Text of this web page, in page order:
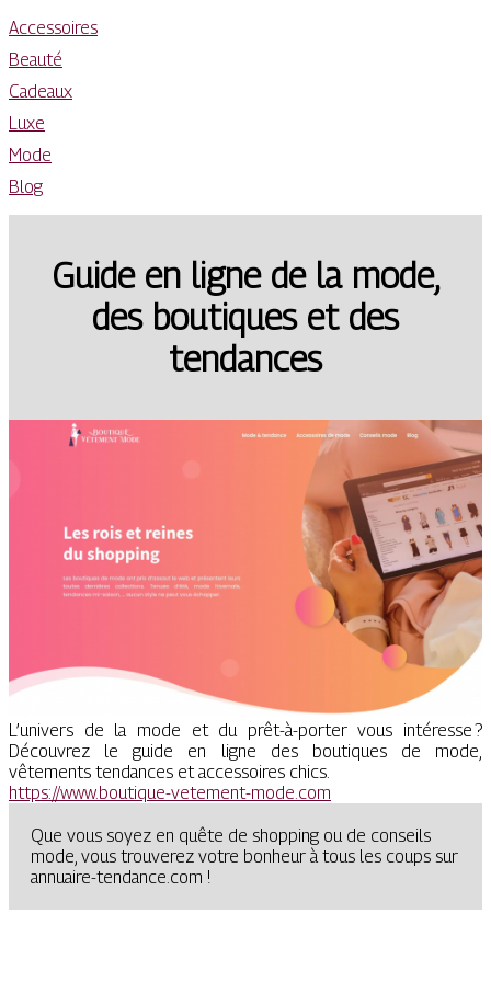
Accessoires
Beauté
Cadeaux
Luxe
Mode
Blog
Guide en ligne de la mode,
des boutiques et des
tendances
L’univers de la mode et du prêt-à-porter vous intéresse ?
Découvrez le guide en ligne des boutiques de mode,
vêtements tendances et accessoires chics.
https://www.boutique-vetement-mode.com
Que vous soyez en quête de shopping ou de conseils
mode, vous trouverez votre bonheur à tous les coups sur
annuaire-tendance.com !